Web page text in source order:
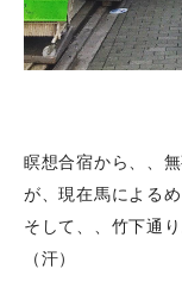
瞑想合宿から、、
が、現在馬による
そして、、竹下通
（汗）